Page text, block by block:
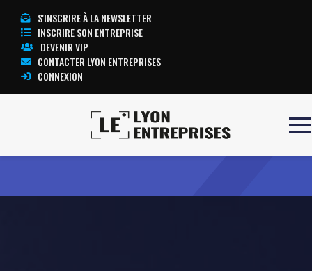
S'INSCRIRE À LA NEWSLETTER
INSCRIRE SON ENTREPRISE
DEVENIR VIP
CONTACTER LYON ENTREPRISES
CONNEXION